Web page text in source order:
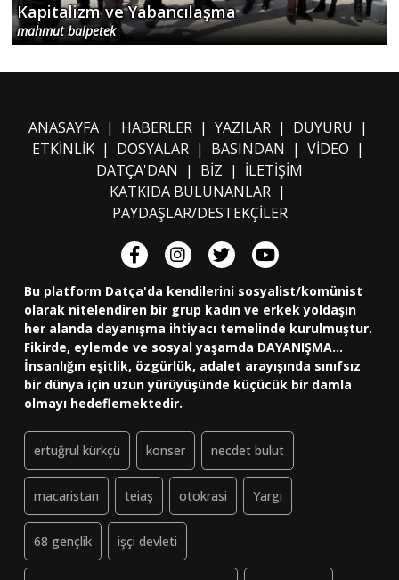
Kapitalizm ve Yabancılaşma
mahmut balpetek
ANASAYFA| HABERLER| YAZILAR| DUYURU |
ETKİNLİK| DOSYALAR| BASINDAN | VİDEO |
DATÇA'DAN | BİZ | İLETİŞİM
KATKIDA BULUNANLAR |
PAYDAŞLAR/DESTEKÇİLER
Bu platform Datça'da kendilerini sosyalist/komünist
olarak nitelendiren bir grup kadın ve erkek yoldaşın
her alanda dayanışma ihtiyacı temelinde kurulmuştur.
Fikirde, eylemde ve sosyal yaşamda DAYANIŞMA...
İnsanlığın eşitlik, özgürlük, adalet arayışında sınıfsız
bir dünya için uzun yürüyüşünde küçücük bir damla
olmayı hedeflemektedir.
ertuğrul kürkçü konser necdet bulut
macaristan teiaş otokrasi Yargı
68 gençlik işçi devleti